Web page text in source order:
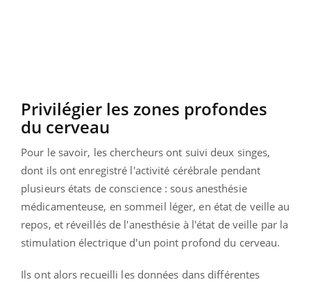
Privilégier les zones profondes
du cerveau
Pour le savoir, les chercheurs ont suivi deux singes,
dont ils ont enregistré l'activité cérébrale pendant
plusieurs états de conscience : sous anesthésie
médicamenteuse, en sommeil léger, en état de veille au
repos, et réveillés de l'anesthésie à l'état de veille par la
stimulation électrique d'un point profond du cerveau.
Ils ont alors recueilli les données dans différentes